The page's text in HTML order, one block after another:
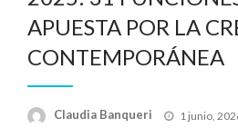
APUESTA POR LA
CONTEMPORÁNEA
Claudia Banqueri
Publicado
1 junio,